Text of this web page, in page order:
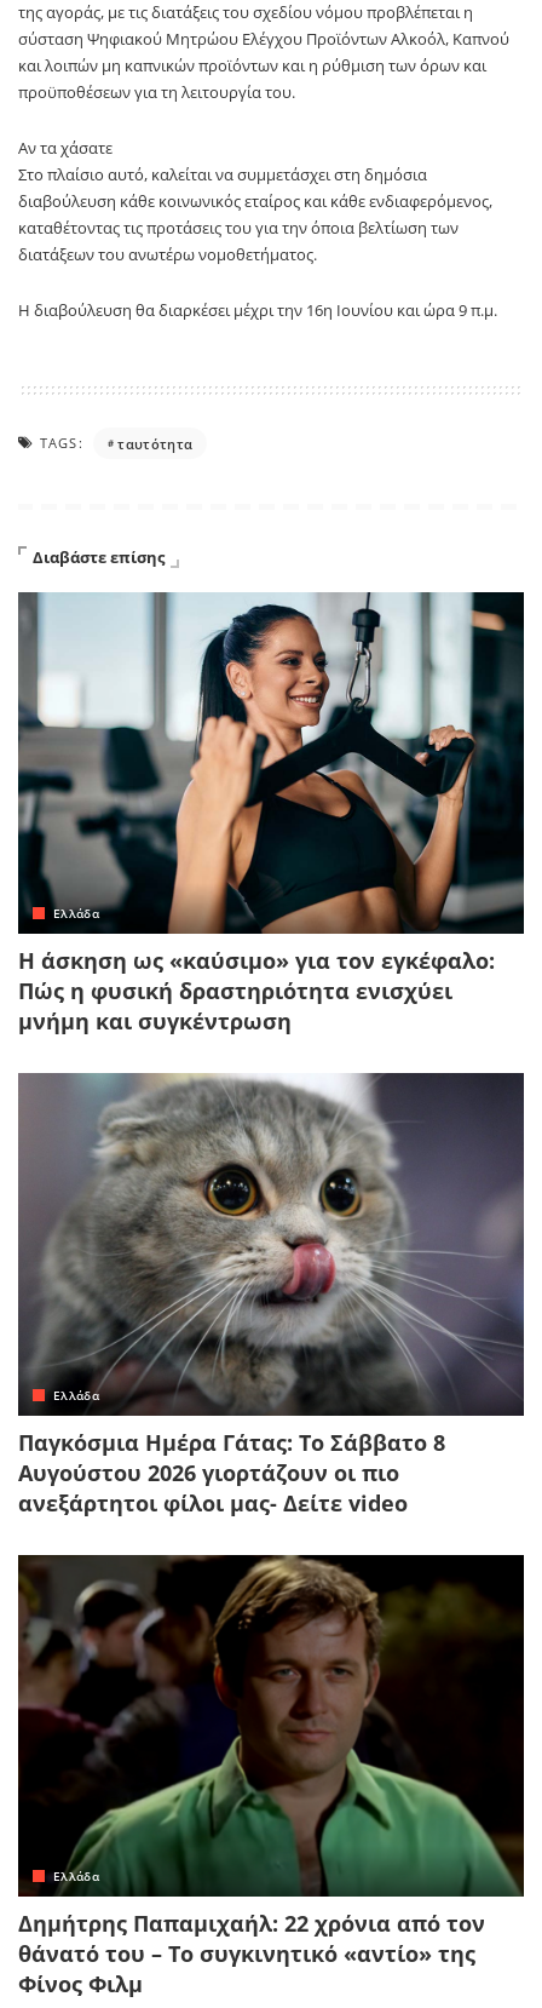
της αγοράς, με τις διατάξεις του σχεδίου νόμου προβλέπεται η
σύσταση Ψηφιακού Μητρώου Ελέγχου Προϊόντων Αλκοόλ, Καπνού
και λοιπών μη καπνικών προϊόντων και η ρύθμιση των όρων και
προϋποθέσεων για τη λειτουργία του.
Αν τα χάσατε
Στο πλαίσιο αυτό, καλείται να συμμετάσχει στη δημόσια
διαβούλευση κάθε κοινωνικός εταίρος και κάθε ενδιαφερόμενος,
καταθέτοντας τις προτάσεις του για την όποια βελτίωση των
διατάξεων του ανωτέρω νομοθετήματος.
Η διαβούλευση θα διαρκέσει μέχρι την 16η Ιουνίου και ώρα 9 π.μ.
TAGS: ταυτότητα
Διαβάστε επίσης
Ελλάδα
Η άσκηση ως «καύσιμο» για τον εγκέφαλο:
Πώς η φυσική δραστηριότητα ενισχύει
μνήμη και συγκέντρωση
Ελλάδα
Παγκόσμια Ημέρα Γάτας: Το Σάββατο 8
Αυγούστου 2026 γιορτάζουν οι πιο
ανεξάρτητοι φίλοι μας- Δείτε video
Ελλάδα
Δημήτρης Παπαμιχαήλ: 22 χρόνια από τον
θάνατό του – Το συγκινητικό «αντίο» της
Φίνος Φιλμ